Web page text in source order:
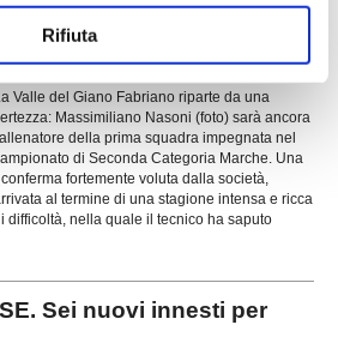
Rifiuta
FABRIANO. Il mister sarà
Nasoni
Valle del Giano Fabriano riparte da una
Massimiliano Nasoni (foto) sarà ancora
della prima squadra impegnata nel
di Seconda Categoria Marche. Una
fortemente voluta dalla società,
al termine di una stagione intensa e ricca
difficoltà, nella quale il tecnico ha saputo
Sei nuovi innesti per